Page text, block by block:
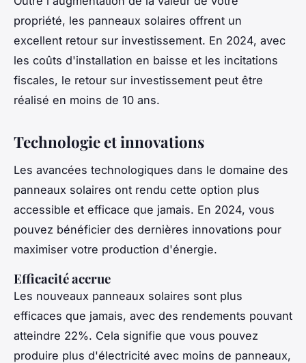
propriété, les panneaux solaires offrent un
excellent retour sur investissement. En 2024, avec
les coûts d'installation en baisse et les incitations
fiscales, le retour sur investissement peut être
réalisé en moins de 10 ans.
Technologie et innovations
Les avancées technologiques dans le domaine des
panneaux solaires ont rendu cette option plus
accessible et efficace que jamais. En 2024, vous
pouvez bénéficier des dernières innovations pour
maximiser votre production d'énergie.
Efficacité accrue
Les nouveaux panneaux solaires sont plus
efficaces que jamais, avec des rendements pouvant
atteindre 22%. Cela signifie que vous pouvez
produire plus d'électricité avec moins de panneaux,